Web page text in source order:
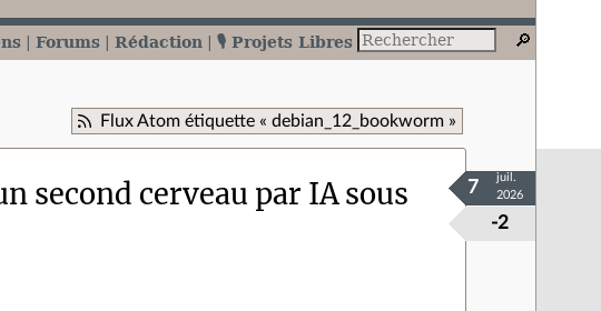
Forums Rédaction 🎙️ Projets Libres
Flux Atom étiquette « debian_12_bookworm »
second cerveau par IA sous
-2
7
juil.
2026